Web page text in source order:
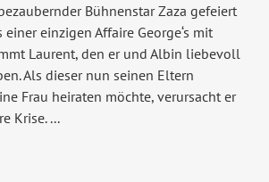
Bühnenstar Zaza gefeiert
einer einzigen Affaire George‘s mit
Laurent, den er und Albin liebevoll
Als dieser nun seinen Eltern
Frau heiraten möchte, verursacht er
Krise. ...